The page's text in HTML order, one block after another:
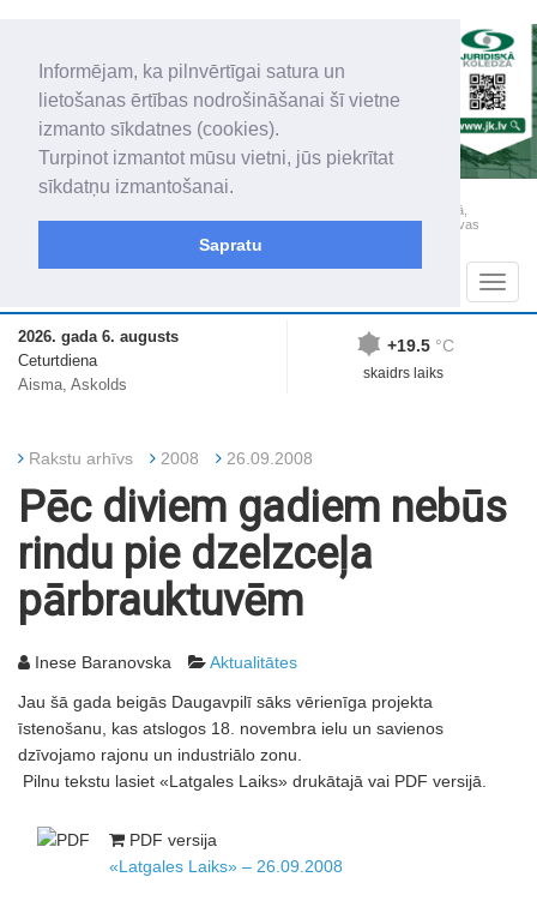
Informējam, ka pilnvērtīgai satura un
lietošanas ērtības nodrošināšanai šī vietne
izmanto sīkdatnes (cookies).
Turpinot izmantot mūsu vietni, jūs piekrītat
sīkdatņu izmantošanai.
Sapratu
„Latgales Laiks” iznāk latviešu un krievu valodās visā Dienvidlatgalē un Sēlijā,
„Latgales Laiks” latviešu valodā aptver Daugavpils valstspilsētu, Augšdaugavas
novadu un apkārtējos novadus un pilsētas.
2026. gada 6. augusts
Ceturtdiena
Aisma, Askolds
+19.5 °C
skaidrs laiks
Rakstu arhīvs 2008 26.09.2008
Pēc diviem gadiem nebūs
rindu pie dzelzceļa
pārbrauktuvēm
Inese Baranovska Aktualitātes
Jau šā gada beigās Daugavpilī sāks vērienīga projekta
īstenošanu, kas atslogos 18. novembra ielu un savienos
dzīvojamo rajonu un industriālo zonu.
Pilnu tekstu lasiet «Latgales Laiks» drukātajā vai PDF versijā.
PDF versija
«Latgales Laiks» – 26.09.2008